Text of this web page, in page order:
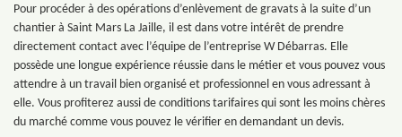
Pour procéder à des opérations d’enlèvement de gravats à la suite d’un
chantier à Saint Mars La Jaille, il est dans votre intérêt de prendre
directement contact avec l’équipe de l’entreprise W Débarras. Elle
possède une longue expérience réussie dans le métier et vous pouvez vous
attendre à un travail bien organisé et professionnel en vous adressant à
elle. Vous profiterez aussi de conditions tarifaires qui sont les moins chères
du marché comme vous pouvez le vérifier en demandant un devis.